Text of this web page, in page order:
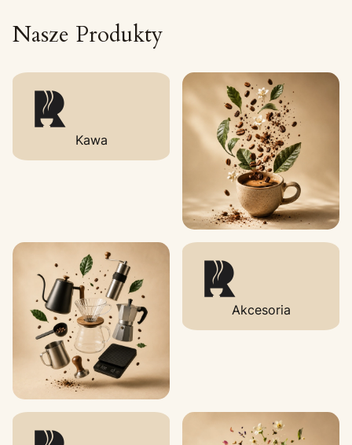
Nasze Produkty
Kawa
Akcesoria